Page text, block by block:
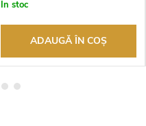
În stoc
ADAUGĂ ÎN COŞ